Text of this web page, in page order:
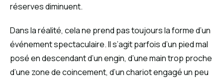
réserves diminuent.
Dans la réalité, cela ne prend pas toujours la forme d’un
événement spectaculaire. Il s’agit parfois d’un pied mal
posé en descendant d’un engin, d’une main trop proche
d’une zone de coincement, d’un chariot engagé un peu